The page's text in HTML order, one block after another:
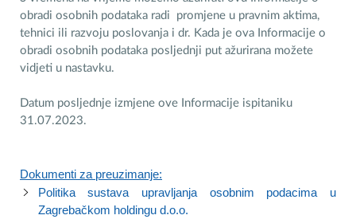
obradi osobnih podataka radi promjene u pravnim aktima,
tehnici ili razvoju poslovanja i dr. Kada je ova Informacije o
obradi osobnih podataka posljednji put ažurirana možete
vidjeti u nastavku.
Datum posljednje izmjene ove Informacije ispitaniku
31.07.2023.
Dokumenti za preuzimanje:
Politika sustava upravljanja osobnim podacima u
Zagrebačkom holdingu d.o.o.